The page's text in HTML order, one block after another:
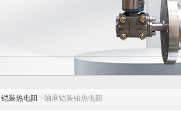
铠装热电阻 >轴承铠装铂热电阻